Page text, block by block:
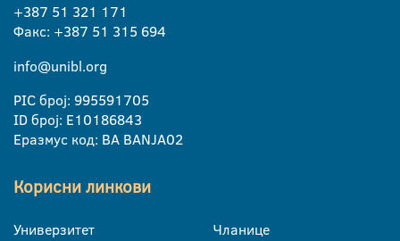
+387 51 321 171
Факс: +387 51 315 694
info@unibl.org
PIC број: 995591705
ID број: E10186843
Еразмус код: BA BANJA02
Корисни линкови
Универзитет
Чланице